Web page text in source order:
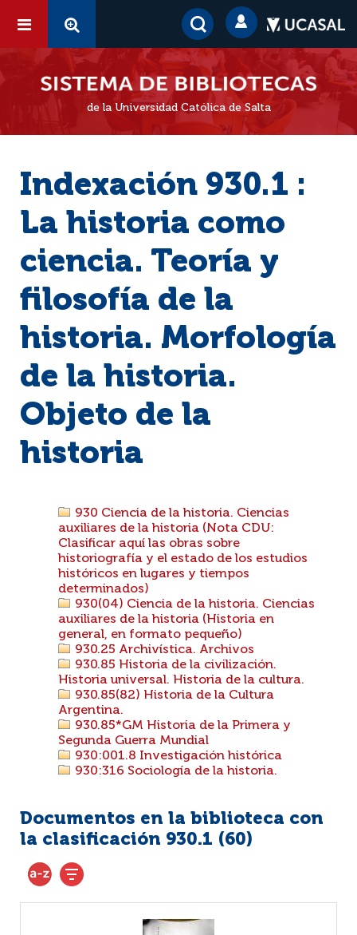
de la Universidad Católica de Salta
Indexación 930.1 :
La historia como
ciencia. Teoría y
filosofía de la
historia. Morfología
de la historia.
Objeto de la
historia
930 Ciencia de la historia. Ciencias
auxiliares de la historia (Nota CDU:
Clasificar aquí las obras sobre
historiografía y el estado de los estudios
históricos en lugares y tiempos
determinados)
930(04) Ciencia de la historia. Ciencias
auxiliares de la historia (Historia en
general, en formato pequeño)
930.25 Archivística. Archivos
930.85 Historia de la civilización.
Historia universal. Historia de la cultura.
930.85(82) Historia de la Cultura
Argentina.
930.85*GM Historia de la Primera y
Segunda Guerra Mundial
930:001.8 Investigación histórica
930:316 Sociología de la historia.
Documentos en la biblioteca con
la clasificación 930.1 (60)